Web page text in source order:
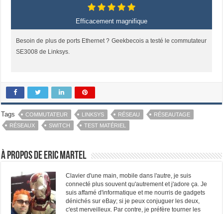
Efficacement magnifique
Besoin de plus de ports Ethernet ? Geekbecois a testé le commutateur
SE3008 de Linksys.
Tags COMMUTATEUR LINKSYS RÉSEAU
RÉSEAUTAGE
RÉSEAUX
SWITCH TEST MATÉRIEL
À propos de Eric Martel
Clavier d'une main, mobile dans l'autre, je suis
connecté plus souvent qu'autrement et j'adore ça. Je
suis affamé d'informatique et me nourris de gadgets
dénichés sur eBay; si je peux conjuguer les deux,
c'est merveilleux. Par contre, je préfère tourner les